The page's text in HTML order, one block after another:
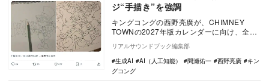
ジ“手描き”を強調
キングコングの西野亮廣が、CHIMNEY
TOWNの2027年版カレンダーに向け、全ペ
ージのイラストを手描きで制作している。6
月…
リアルサウンドブック編集部
生成AI
AI（人工知能） 間瀬佑一 西野亮廣
キン
グコング